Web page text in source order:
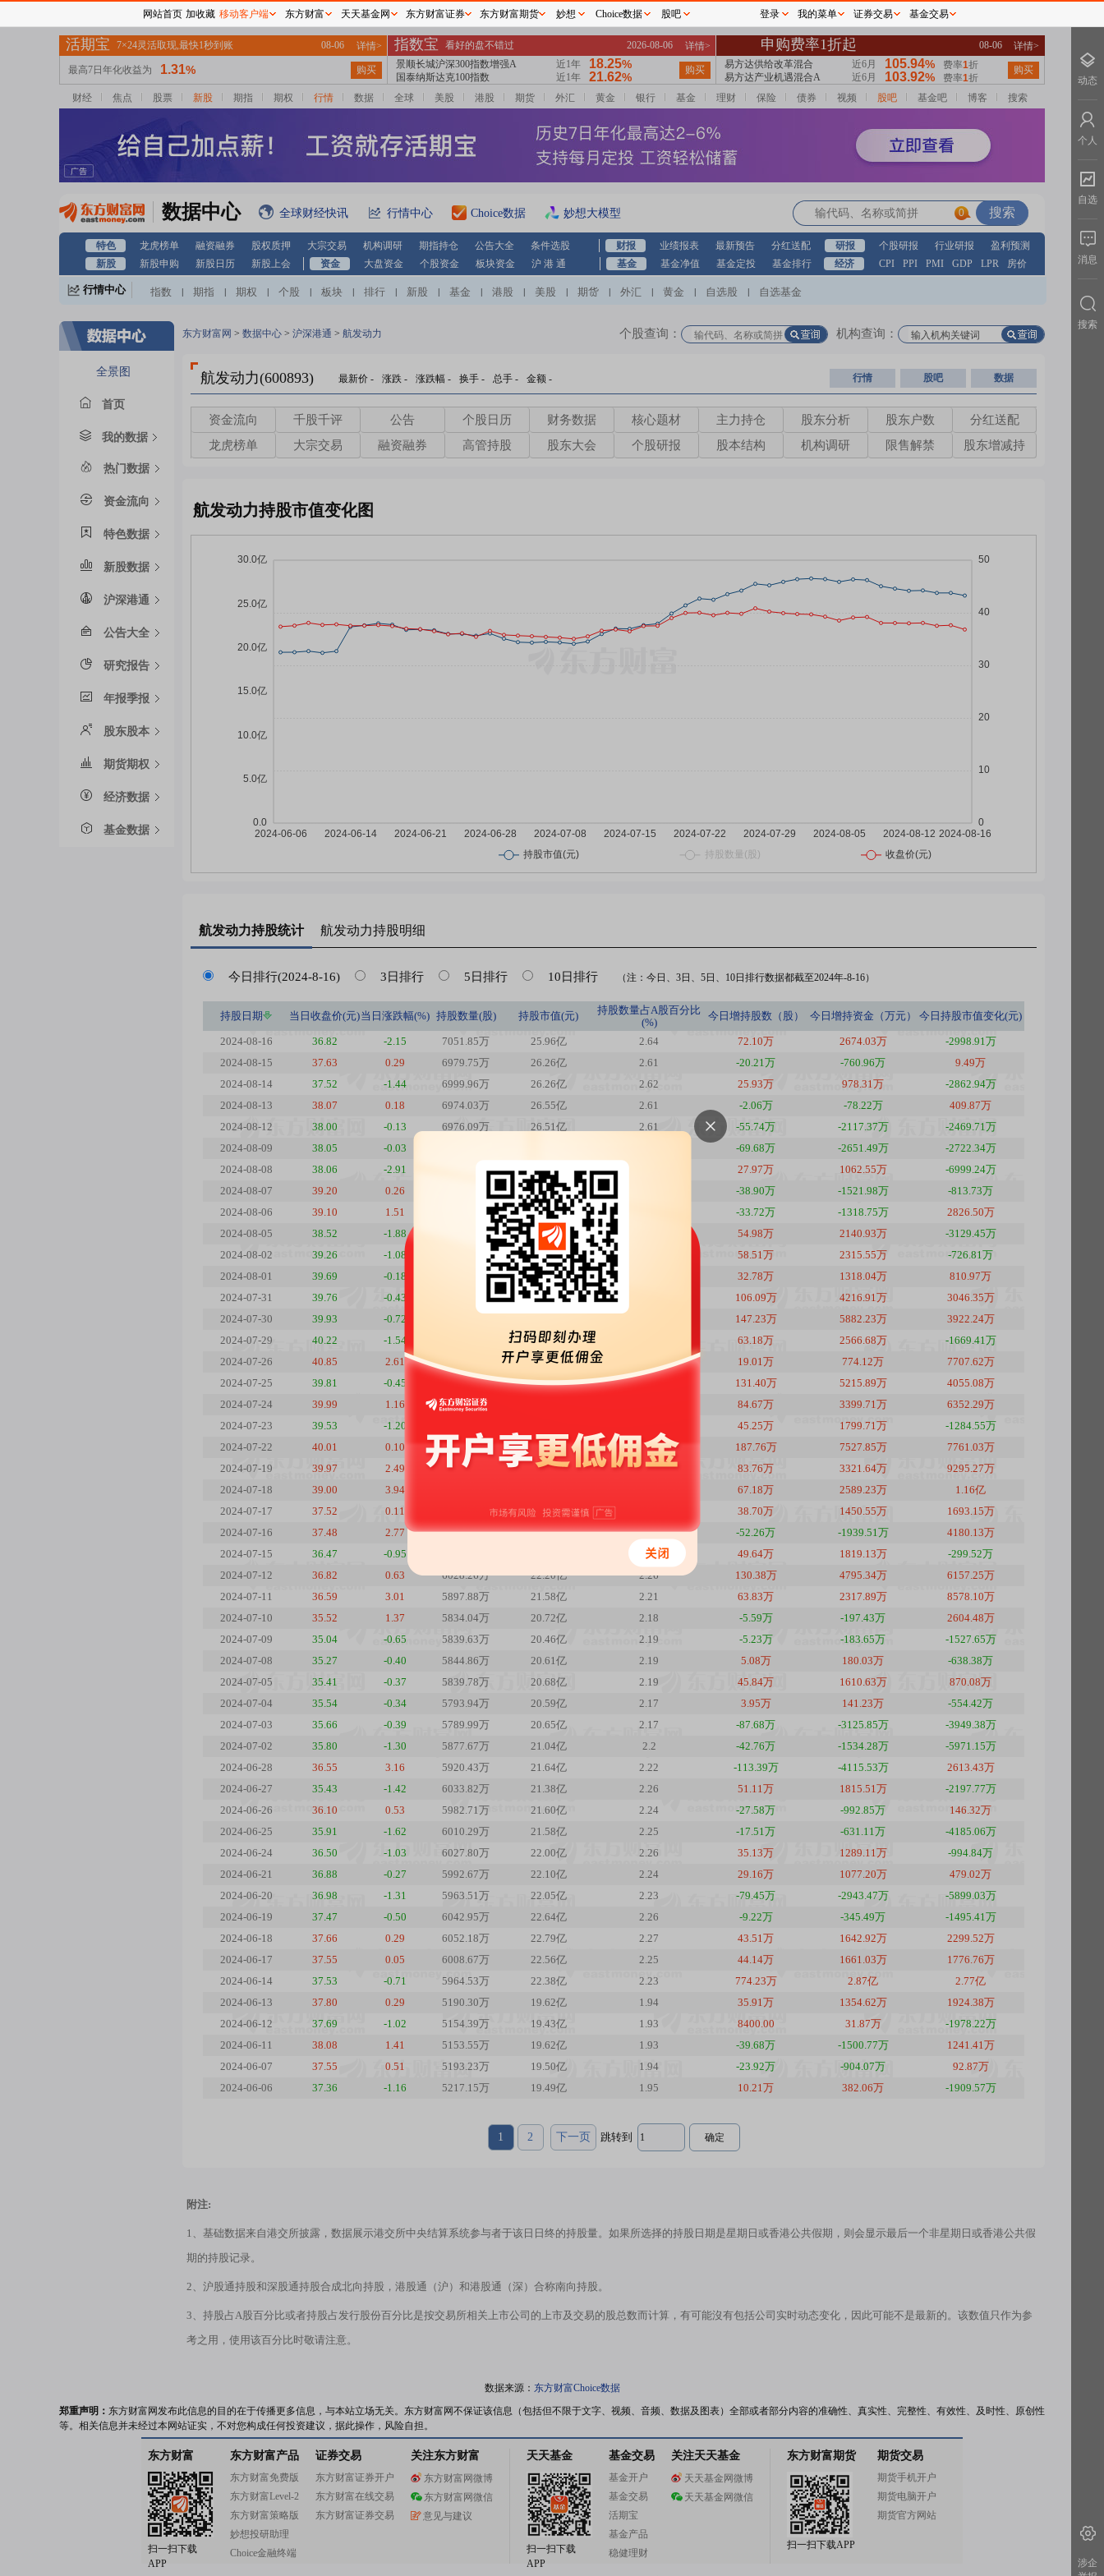
财经 焦点 股票 新股 期指 期权 行情 数据 全球 美股 港股 期货 外汇 黄金 银行 基金 理财 保险 债券 视频 股吧 基金吧 博客 搜索
数据中心 全球财经快讯 行情中心 Choice数据 妙想大模型 0
特色 龙虎榜单 融资融券 股权质押 大宗交易 机构调研 期指持仓 公告大全 条件选股 财报 业绩报表 最新预告 分红送配 研报 个股研报 行业研报
盈利预测
新股
新股申购 新股日历 新股上会 资金 大盘资金 个股资金 板块资金 沪 港 通 基金 基金净值 基金定投 基金排行 经济 CPI PPI PMI GDP LPR 房价
行情中心 指数 期指 期权 个股 板块 排行 新股 基金 港股 美股 期货 外汇 黄金 自选股 自选基金
全景图
首页
我的数据
热门数据
资金流向
特色数据
新股数据
沪深港通
公告大全
研究报告
年报季报
股东股本
期货期权
经济数据
基金数据
东方财富网 > 数据中心 > 沪深港通 > 航发动力 个股查询： 机构查询：
航发动力(600893) 最新价 - 涨跌 - 涨跌幅 - 换手 - 总手 - 金额 - 行情 股吧 数据
资金流向 千股千评 公告 个股日历 财务数据 核心题材 主力持仓 股东分析 股东户数
分红送配
龙虎榜单
大宗交易 融资融券 高管持股 股东大会 个股研报 股本结构 机构调研 限售解禁 股东增减持
航发动力持股市值变化图
航发动力持股统计 航发动力持股明细
今日排行(2024-8-16) 3日排行 5日排行 10日排行 （注：今日、3日、5日、10日排行数据都截至2024年-8-16）
持股日期 当日收盘价(元)当日涨跌幅(%) 持股数量(股) 持股市值(元)
持股数量占A股百分比
(%)
今日 增持股数（股） 今日 增持资金（万元） 今日 持股市值变化(元)
2024-08-16 36.82 -2.15 7051.85万 25.96亿 2.64 72.10万 2674.03万
-2998.91万
2024-08-15
37.63 0.29 6979.75万 26.26亿 2.61 -20.21万 -760.96万
9.49万
2024-08-14
37.52 -1.44 6999.96万 26.26亿 2.62 25.93万 978.31万
-2862.94万
2024-08-13
38.07 0.18 6974.03万 26.55亿 2.61 -2.06万 -78.22万
409.87万
2024-08-12
38.00 -0.13 6976.09万 26.51亿 2.61 -55.74万 -2117.37万
-2469.71万
2024-08-09
38.05 -0.03 -69.68万 -2651.49万
-2722.34万
2024-08-08
38.06 -2.91 7101.51万 27.03亿 27.97万 1062.55万
-6999.24万
2024-08-07
39.20 0.26 27.73亿 -38.90万 -1521.98万
-813.73万
2024-08-06
39.10 1.51 7112.44万 27.81亿 -33.72万 -1318.75万
2826.50万
2024-08-05
38.52 -1.88 7146.16万 27.53亿 54.98万 2140.93万
-3129.45万
2024-08-02
39.26 -1.08 27.84亿 58.51万 2315.55万
-726.81万
2024-08-01
39.69 -0.18 7032.66万 27.91亿 32.78万 1318.04万
810.97万
2024-07-31
39.76 -0.43 27.83亿 106.09万 4216.91万
3046.35万
2024-07-30
39.93 -0.72 147.23万 5882.23万
3922.24万
2024-07-29
40.22 -1.54 27.13亿 63.18万 2566.68万
-1669.41万
2024-07-26
40.85 2.61 27.30亿 19.01万 774.12万
7707.62万
2024-07-25
39.81 -0.45 6664.37万 26.53亿 2.5 131.40万 5215.89万
4055.08万
2024-07-24
39.99 1.16 6532.97万 84.67万 3399.71万
6352.29万
2024-07-23
39.53 -1.20 45.25万 1799.71万
-1284.55万
2024-07-22
40.01 0.10 6403.04万 25.62亿 2.4 187.76万 7527.85万
7761.03万
2024-07-19
39.97 2.49 6215.28万 24.84亿 2.33 83.76万 3321.64万
9295.27万
2024-07-18
39.00 3.94 67.18万 2589.23万
1.16亿
2024-07-17
37.52 0.11 22.75亿 38.70万 1450.55万
1693.15万
2024-07-16
37.48 2.77 6025.64万 22.58亿 2.26 -52.26万 -1939.51万
4180.13万
2024-07-15
36.47 -0.95 2.28 49.64万 1819.13万
-299.52万
2024-07-12
36.82 0.63 6028.26万 22.20亿 2.26 130.38万 4795.34万
6157.25万
2024-07-11
36.59 3.01 5897.88万 21.58亿 2.21 63.83万 2317.89万
8578.10万
2024-07-10
35.52 1.37 5834.04万 20.72亿 2.18 -5.59万 -197.43万
2604.48万
2024-07-09
35.04 -0.65 5839.63万 20.46亿 2.19 -5.23万 -183.65万
-1527.65万
2024-07-08
35.27 -0.40 5844.86万 20.61亿 2.19 5.08万 180.03万
-638.38万
2024-07-05
35.41 -0.37 5839.78万 20.68亿 2.19 45.84万 1610.63万
870.08万
2024-07-04
35.54 -0.34 5793.94万 20.59亿 2.17 3.95万 141.23万
-554.42万
2024-07-03
35.66 -0.39 5789.99万 20.65亿 2.17 -87.68万 -3125.85万
-3949.38万
2024-07-02
35.80 -1.30 5877.67万 21.04亿 2.2 -42.76万 -1534.28万
-5971.15万
2024-06-28
36.55 3.16 5920.43万 21.64亿 2.22 -113.39万 -4115.53万
2613.43万
2024-06-27
35.43 -1.42 6033.82万 21.38亿 2.26 51.11万 1815.51万
-2197.77万
2024-06-26
36.10 0.53 5982.71万 21.60亿 2.24 -27.58万 -992.85万
146.32万
2024-06-25
35.91 -1.62 6010.29万 21.58亿 2.25 -17.51万 -631.11万
-4185.06万
2024-06-24
36.50 -1.03 6027.80万 22.00亿 2.26 35.13万 1289.11万
-994.84万
2024-06-21
36.88 -0.27 5992.67万 22.10亿 2.24 29.16万 1077.20万
479.02万
2024-06-20
36.98 -1.31 5963.51万 22.05亿 2.23 -79.45万 -2943.47万
-5899.03万
2024-06-19
37.47 -0.50 6042.95万 22.64亿 2.26 -9.22万 -345.49万
-1495.41万
2024-06-18
37.66 0.29 6052.18万 22.79亿 2.27 43.51万 1642.92万
2299.52万
2024-06-17
37.55 0.05 6008.67万 22.56亿 2.25 44.14万 1661.03万
1776.76万
2024-06-14
37.53 -0.71 5964.53万 22.38亿 2.23 774.23万 2.87亿
2.77亿
2024-06-13
37.80 0.29 5190.30万 19.62亿 1.94 35.91万 1354.62万
1924.38万
2024-06-12
37.69 -1.02 5154.39万 19.43亿 1.93 8400.00 31.87万
-1978.22万
2024-06-11
38.08 1.41 5153.55万 19.62亿 1.93 -39.68万 -1500.77万
1241.41万
2024-06-07
37.55 0.51 5193.23万 19.50亿 1.94 -23.92万 -904.07万
92.87万
2024-06-06
37.36 -1.16 5217.15万 19.49亿 1.95 10.21万 382.06万 -1909.57万
1 2 下一页 跳转到
附注:
1、基础数据来自港交所披露，数据展示港交所中央结算系统参与者于该日日终的持股量。如果所选择的持股日期是星期日或香港公共假期，则会显示最后一个非星期日或香港公共假
期的持股记录。
2、沪股通持股和深股通持股合成北向持股，港股通（沪）和港股通（深）合称南向持股。
3、持股占A股百分比或者持股占发行股份百分比是按交易所相关上市公司的上市及交易的股总数而计算，有可能沒有包括公司实时动态变化，因此可能不是最新的。该数值只作为参
考之用，使用该百分比时敬请注意。
数据来源： 东方财富Choice数据
郑重声明： 东方财富网发布此信息的目的在于传播更多信息，与本站立场无关。东方财富网不保证该信息（包括但不限于文字、视频、音频、数据及图表）全部或者部分内容的准确性、真实性、完整性、有效性、及时性、原创性
等。相关信息并未经过本网站证实，不对您构成任何投资建议，据此操作，风险自担。
东方财富
扫一扫下载
APP
东方财富产品
东方财富免费版
东方财富Level-2
东方财富策略版
妙想投研助理
Choice金融终端
证券交易
东方财富证券开户
东方财富在线交易
东方财富证券交易
关注东方财富
东方财富网微博
东方财富网微信
意见与建议
天天基金
扫一扫下载
APP
基金交易
基金开户
基金交易
活期宝
基金产品
稳健理财
关注天天基金
天天基金网微博
天天基金网微信
东方财富期货
扫一扫下载APP
期货交易
期货手机开户
期货电脑开户
期货官方网站
网站首页 加收藏 移动客户端 东方财富 天天基金网 东方财富证券 东方财富期货 妙想 Choice数据 股吧 登录 我的菜单 证券交易 基金交易
动态
个人
自选
消息
搜索
涉企